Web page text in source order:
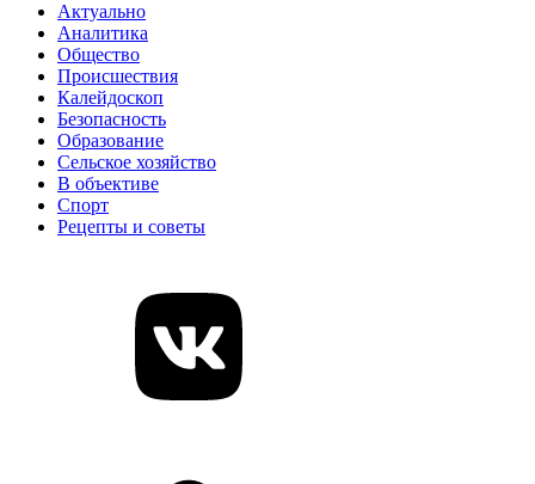
Актуально
Аналитика
Общество
Происшествия
Калейдоскоп
Безопасность
Образование
Сельское хозяйство
В объективе
Спорт
Рецепты и советы